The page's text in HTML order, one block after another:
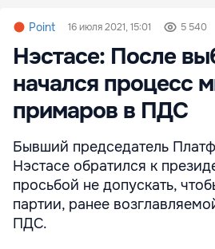
Point 16 июля 2021, 15:01 5 540
Нэстасе: После
начался процесс
примаров в ПДС
Бывший председатель
Нэстасе обратился к
просьбой не допускать,
партии, ранее
ПДС.